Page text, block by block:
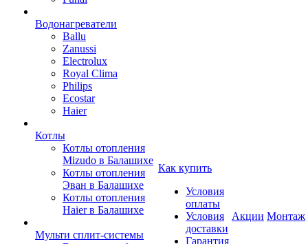
Водонагреватели
Ballu
Zanussi
Electrolux
Royal Clima
Philips
Ecostar
Haier
Котлы
Котлы отопления
Mizudo в Балашихе
Котлы отопления
Эван в Балашихе
Котлы отопления
Haier в Балашихе
Мульти сплит-системы
Как купить
Условия
оплаты
Условия
доставки
Гарантия
Акции Монтаж